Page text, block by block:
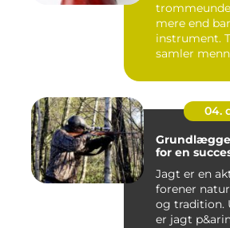
mere end
instrument.
samler
04.
for en
Jagt er en
forener
og tradition.
er jagt